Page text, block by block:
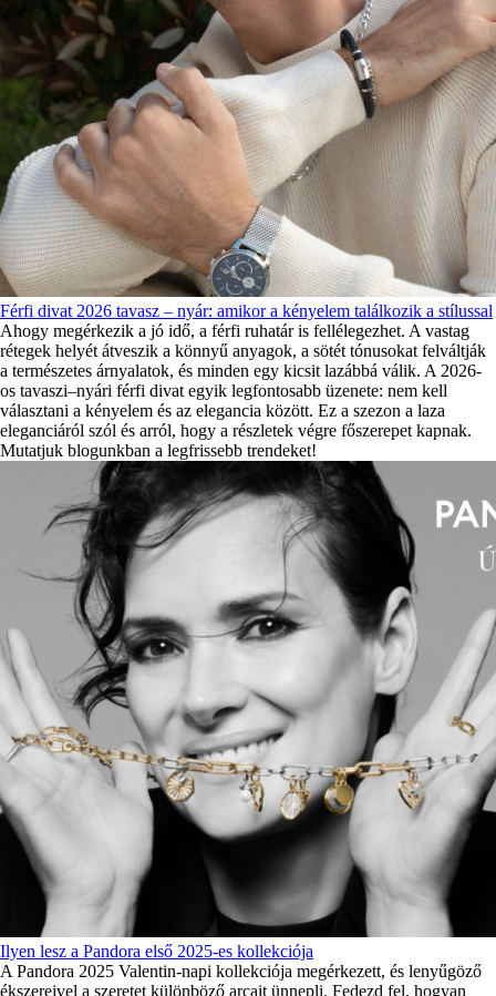
Férfi divat 2026 tavasz – nyár: amikor a kényelem találkozik a stílussal
Ahogy megérkezik a jó idő, a férfi ruhatár is fellélegezhet. A vastag
rétegek helyét átveszik a könnyű anyagok, a sötét tónusokat felváltják
a természetes árnyalatok, és minden egy kicsit lazábbá válik. A 2026-
os tavaszi–nyári férfi divat egyik legfontosabb üzenete: nem kell
választani a kényelem és az elegancia között. Ez a szezon a laza
eleganciáról szól és arról, hogy a részletek végre főszerepet kapnak.
Mutatjuk blogunkban a legfrissebb trendeket!
Ilyen lesz a Pandora első 2025-es kollekciója
A Pandora 2025 Valentin-napi kollekciója megérkezett, és lenyűgöző
ékszereivel a szeretet különböző arcait ünnepli. Fedezd fel, hogyan